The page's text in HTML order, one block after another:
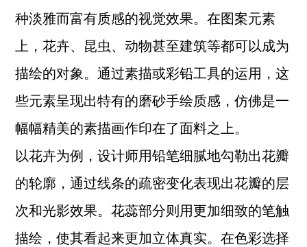
种淡雅而富有质感的视觉效果。在图案元素
上，花卉、昆虫、动物甚至建筑等都可以成为
描绘的对象。通过素描或彩铅工具的运用，这
些元素呈现出特有的磨砂手绘质感，仿佛是一
幅幅精美的素描画作印在了面料之上。
以花卉为例，设计师用铅笔细腻地勾勒出花瓣
的轮廓，通过线条的疏密变化表现出花瓣的层
次和光影效果。花蕊部分则用更加细致的笔触
描绘，使其看起来更加立体真实。在色彩选择